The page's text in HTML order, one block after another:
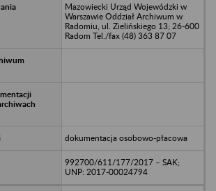
Mazowiecki Urząd Wojewódzki w
Warszawie Oddział Archiwum w
Radomiu, ul. Zielińskiego 13; 26-600
Radom Tel./fax (48) 363 87 07
dokumentacja osobowo-płacowa
992700/611/177/2017 – SAK;
UNP: 2017-00024794